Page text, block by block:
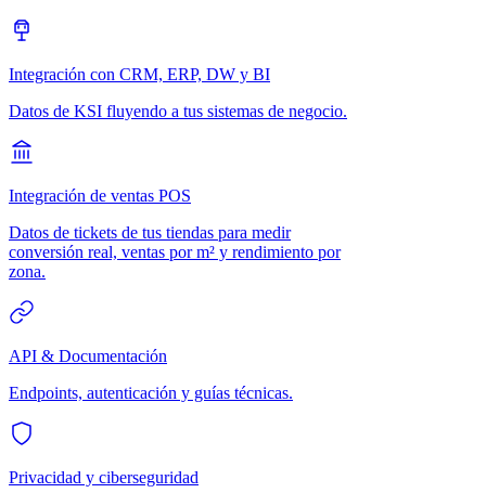
Integración con CRM, ERP, DW y BI
Datos de KSI fluyendo a tus sistemas de negocio.
Integración de ventas POS
Datos de tickets de tus tiendas para medir
conversión real, ventas por m² y rendimiento por
zona.
API & Documentación
Endpoints, autenticación y guías técnicas.
Privacidad y ciberseguridad